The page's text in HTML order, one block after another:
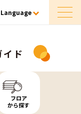
Language
ド
フロア
から探す